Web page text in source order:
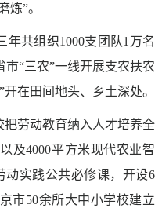
炼”。
年共组织1000支团队1万名
“三农”一线开展支农扶农
在田间地头、乡土深处。
把劳动教育纳入人才培养全
及4000平方米现代农业智
动实践公共必修课，开设6
市50余所大中小学校建立